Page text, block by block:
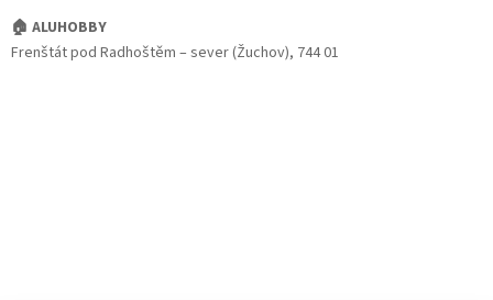
🏠 ALUHOBBY
Frenštát pod Radhoštěm – sever (Žuchov), 744 01